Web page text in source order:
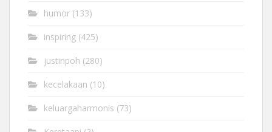
humor (133)
inspiring (425)
justinpoh (280)
kecelakaan (10)
keluargaharmonis (73)